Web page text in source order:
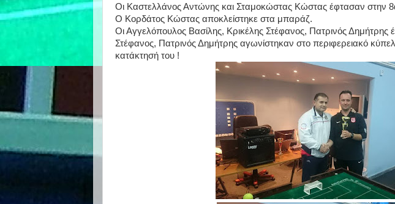
Οι Καστελλάνος Αντώνης και Σταμοκώστας Κώστας έφτασαν στην
Ο Κορδάτος Κώστας αποκλείστηκε στα μπαράζ.
Οι Αγγελόπουλος Βασίλης, Κρικέλης Στέφανος, Πατρινός Δημήτρης
Στέφανος, Πατρινός Δημήτρης αγωνίστηκαν στο περιφερειακό
κατάκτησή του !